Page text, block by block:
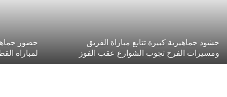
حشود جماهيرية كبيرة تتابع مباراة الفريق
ومسيرات الفرح تجوب الشوارع عقب الفوز
حضور
لمباراة